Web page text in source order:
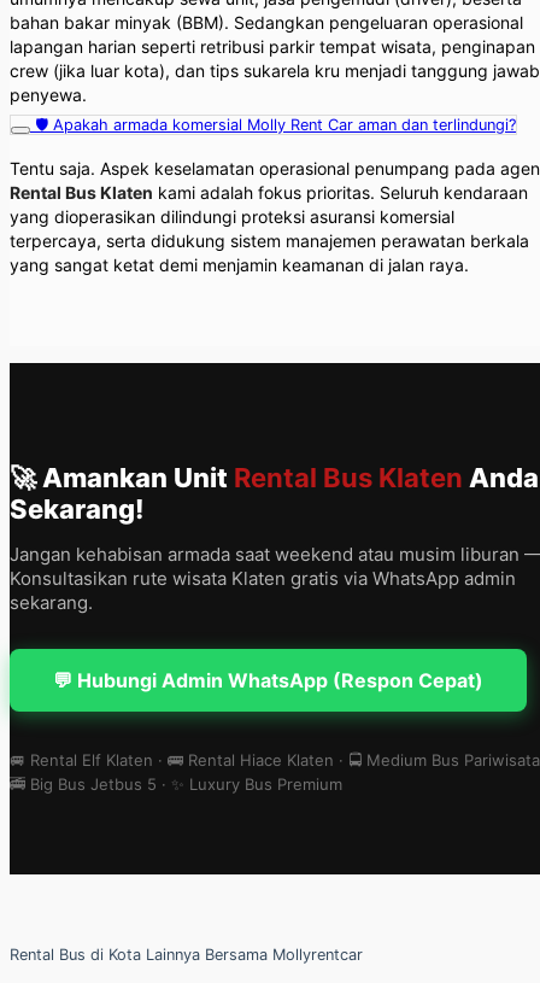
bahan bakar minyak (BBM). Sedangkan pengeluaran operasional
lapangan harian seperti retribusi parkir tempat wisata, penginapan
crew (jika luar kota), dan tips sukarela kru menjadi tanggung jawab
penyewa.
🛡️ Apakah armada komersial Molly Rent Car aman dan terlindungi?
Tentu saja. Aspek keselamatan operasional penumpang pada agen
Rental Bus Klaten kami adalah fokus prioritas. Seluruh kendaraan
yang dioperasikan dilindungi proteksi asuransi komersial
terpercaya, serta didukung sistem manajemen perawatan berkala
yang sangat ketat demi menjamin keamanan di jalan raya.
🚀 Amankan Unit Rental Bus Klaten Anda
Sekarang!
Jangan kehabisan armada saat weekend atau musim liburan
Konsultasikan rute wisata Klaten gratis via WhatsApp admin
sekarang.
💬 Hubungi Admin WhatsApp (Respon Cepat)
🚐 Rental Elf Klaten · 🚌 Rental Hiace Klaten · 🚍 Medium Bus Pariwisata
🚎 Big Bus Jetbus 5 · ✨ Luxury Bus Premium
Rental Bus di Kota Lainnya Bersama Mollyrentcar